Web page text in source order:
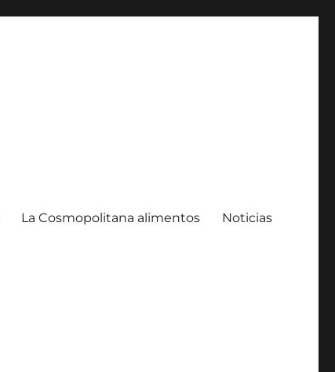
La Cosmopolitana alimentos Noticias